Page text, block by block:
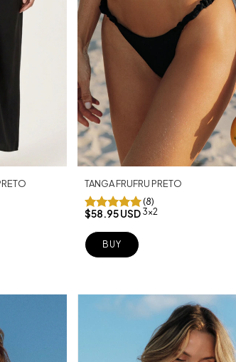
TANGA FRUFRU PRETO
(8)
$58.95 USD 3x2
BUY